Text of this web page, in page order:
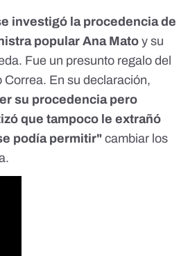
investigó la procedencia de
popular Ana Mato y su
Fue un presunto regalo del
En su declaración,
su procedencia pero
que tampoco le extrañó
podía permitir" cambiar los